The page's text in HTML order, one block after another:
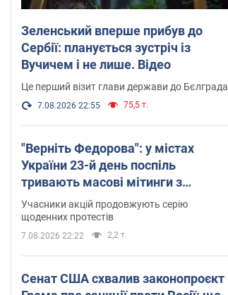
Зеленський вперше прибув до
Сербії: планується зустріч із
Вучичем і не лише. Відео
Це перший візит глави держави до Бєлграда
7.08.2026 22:55 75,5 т.
"Верніть Федорова": у містах
України 23-й день поспіль
тривають масові мітинги з
картонками. Фото і відео
Учасники акцій продовжують серію
щоденних протестів
7.08.2026 22:22 2,2 т.
Сенат США схвалив законопроєкт